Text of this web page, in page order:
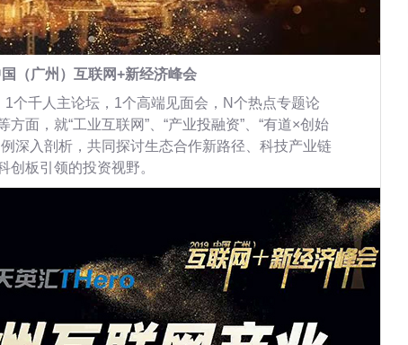
（广州）互联网+新经济峰会
1个千人主论坛，1个高端见面会，N个热点专题论
面，就“工业互联网”、“产业投融资”、“有道×创始
深入剖析，共同探讨生态合作新路径、科技产业链
创板引领的投资视野。